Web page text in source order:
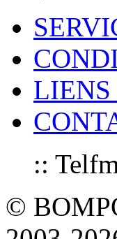
LIENS
::
©